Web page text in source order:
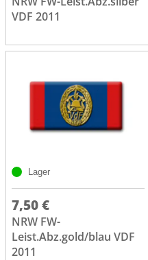
VDF 2011
Lager
7,50 €
NRW FW-
Leist.Abz.gold/blau VDF
2011